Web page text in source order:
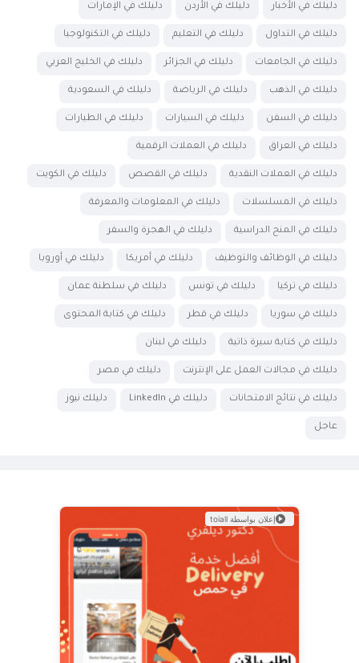
دليلك في الأخبار دليلك في الأردن دليلك في الإمارات
دليلك في التداول دليلك في التعليم دليلك في التكنولوجيا
دليلك في الجامعات دليلك في الجزائر دليلك في الخليج العربي
دليلك في الذهب دليلك في الرياضة دليلك في السعودية
دليلك في السفن دليلك في السيارات دليلك في الطيارات
دليلك في العراق دليلك في العملات الرقمية
دليلك في العملات النقدية دليلك في القصص دليلك في الكويت
دليلك في المسلسلات دليلك في المعلومات والمعرفة
دليلك في المنح الدراسية دليلك في الهجرة والسفر
دليلك في الوظائف والتوظيف دليلك في أمريكا دليلك في أوروبا
دليلك في تركيا دليلك في تونس دليلك في سلطنة عمان
دليلك في سوريا دليلك في قطر دليلك في كتابة المحتوى
دليلك في كتابة سيرة ذاتية دليلك في لبنان
دليلك في مجالات العمل على الإنترنت دليلك في مصر
دليلك في نتائج الامتحانات دليلك في LinkedIn دليلك نيوز
عاجل
إعلان بواسطة toiall